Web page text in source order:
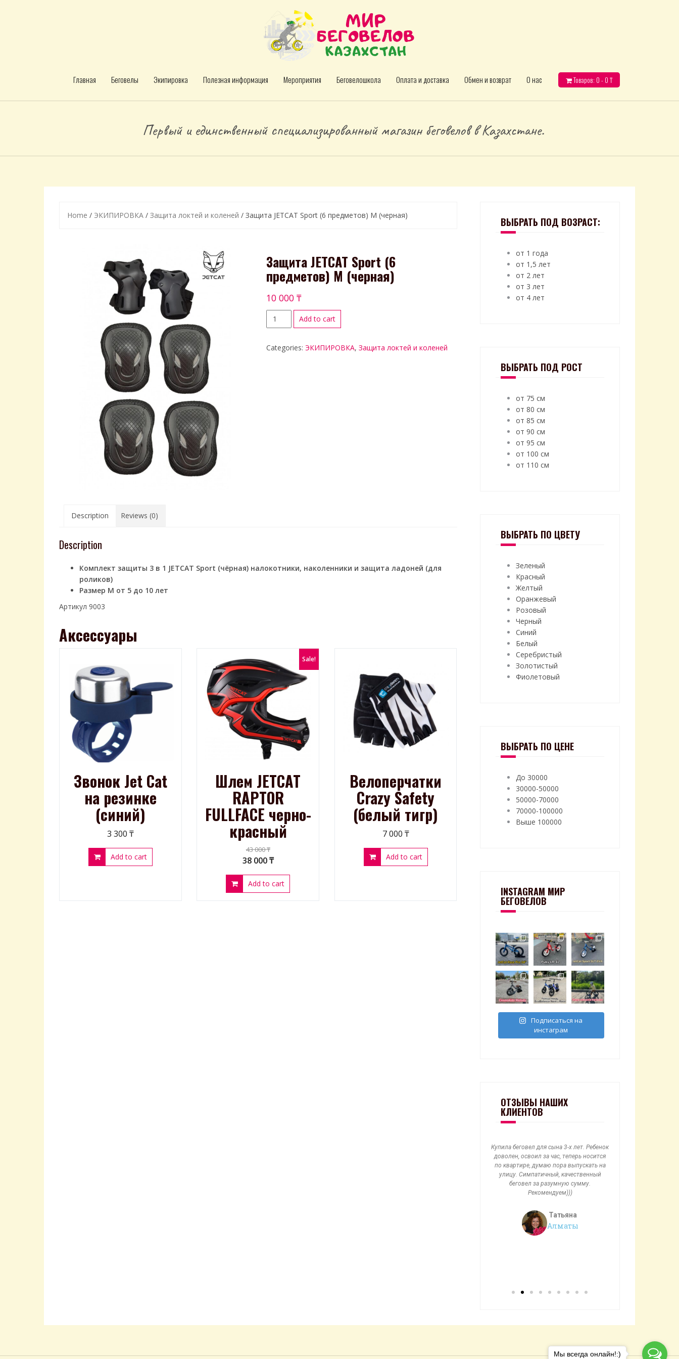
Главная Беговелы Экипировка Полезная информация Мероприятия Беговелошкола Оплата и доставка Обмен и возврат О нас Товаров: 0 - 0 ₸
Первый и единственный специализированный магазин беговелов в Казахстане.
Home / ЭКИПИРОВКА / Защита локтей и коленей / Защита JETCAT Sport (6 предметов) М (черная)
Защита JETCAT Sport (6
предметов) М (черная)
10 000 ₸
Add to cart
Categories: ЭКИПИРОВКА, Защита локтей и коленей
Description Reviews (0)
Description
Комплект защиты 3 в 1 JETCAT Sport (чёрная) налокотники, наколенники и защита ладоней (для
роликов)
Размер М от 5 до 10 лет
Артикул 9003
Аксессуары
Звонок Jet Cat
на резинке
(синий)
3 300 ₸
Add to cart
Sale!
Шлем JETCAT
RAPTOR
FULLFACE черно-
красный
43 000₸
38 000₸
Add to cart
Велоперчатки
Crazy Safety
(белый тигр)
7 000 ₸
Add to cart
ВЫБРАТЬ ПОД ВОЗРАСТ:
от 1 года
от 1,5 лет
от 2 лет
от 3 лет
от 4 лет
ВЫБРАТЬ ПОД РОСТ
от 75 см
от 80 см
от 85 см
от 90 см
от 95 см
от 100 см
от 110 см
ВЫБРАТЬ ПО ЦВЕТУ
Зеленый
Красный
Желтый
Оранжевый
Розовый
Черный
Синий
Белый
Серебристый
Золотистый
Фиолетовый
ВЫБРАТЬ ПО ЦЕНЕ
До 30000
30000-50000
50000-70000
70000-100000
Выше 100000
INSTAGRAM МИР
БЕГОВЕЛОВ
Подписаться на
инстаграм
ОТЗЫВЫ НАШИХ
КЛИЕНТОВ
Купила беговел для сына 3-х лет. Ребенок
доволен, освоил за час, теперь носится
по квартире, думаю пора выпускать на
улицу. Симпатичный, качественный
беговел за разумную сумму.
Рекомендуем)))
Татьяна
Алматы
Мы всегда онлайн!:)